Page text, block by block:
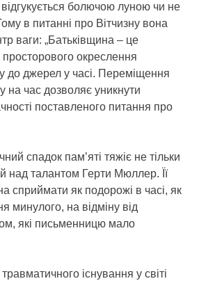
болючою луною чи не
в питанні про Вітчизну вона
ваги: „Батьківщина – це
просторового окреслення
до джерел у часі. Переміщення
на час дозволяє уникнути
поставленого питання про
спадок пам’яті тяжіє не тільки
над талантом Герти Мюллер. Її
сприймати як подорожі в часі, як
минулого, на відміну від
які письменницю мало
існування у світі